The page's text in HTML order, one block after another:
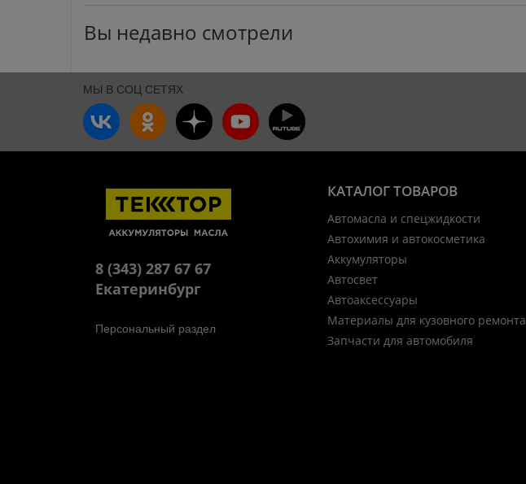
Вы недавно смотрели
МЫ В СОЦ СЕТЯХ
КАТАЛОГ ТОВАРОВ
Автомасла и спецжидкости
Автохимия и автокосметика
Аккумуляторы
Автосвет
Автоаксессуары
Материалы для кузовного ремонта
Запчасти для автомобиля
8 (343) 287 67 67
Екатеринбург
Персональный раздел